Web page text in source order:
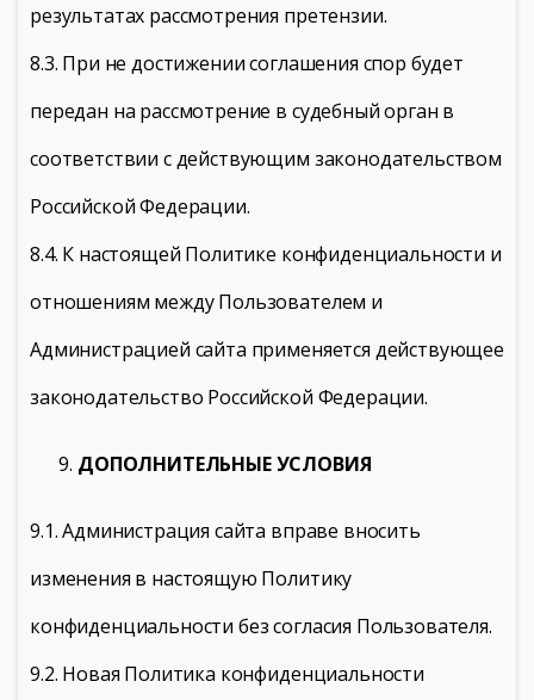
результатах рассмотрения претензии.
8.3. При не достижении соглашения спор будет
передан на рассмотрение в судебный орган в
соответствии с действующим законодательством
Российской Федерации.
8.4. К настоящей Политике конфиденциальности и
отношениям между Пользователем и
Администрацией сайта применяется действующее
законодательство Российской Федерации.
ДОПОЛНИТЕЛЬНЫЕ УСЛОВИЯ
9.1. Администрация сайта вправе вносить
изменения в настоящую Политику
конфиденциальности без согласия Пользователя.
9.2. Новая Политика конфиденциальности